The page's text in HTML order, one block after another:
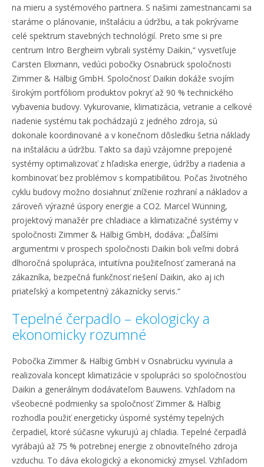
na mieru a systémového partnera. S našimi zamestnancami sa
staráme o plánovanie, inštaláciu a údržbu, a tak pokrývame
celé spektrum stavebných technológií. Preto sme si pre
centrum Intro Bergheim vybrali systémy Daikin,“ vysvetľuje
Carsten Elixmann, vedúci pobočky Osnabrück spoločnosti
Zimmer & Hälbig GmbH. Spoločnosť Daikin dokáže svojím
širokým portfóliom produktov pokryť až 90 % technického
vybavenia budovy. Vykurovanie, klimatizácia, vetranie a celkové
riadenie systému tak pochádzajú z jedného zdroja, sú
dokonale koordinované a v konečnom dôsledku šetria náklady
na inštaláciu a údržbu. Takto sa dajú vzájomne prepojené
systémy optimalizovať z hľadiska energie, údržby a riadenia a
kombinovať bez problémov s kompatibilitou. Počas životného
cyklu budovy možno dosiahnuť zníženie rozhraní a nákladov a
zároveň výrazné úspory energie a CO2. Marcel Wünning,
projektový manažér pre chladiace a klimatizačné systémy v
spoločnosti Zimmer & Hälbig GmbH, dodáva: „Ďalšími
argumentmi v prospech spoločnosti Daikin boli veľmi dobrá
dlhoročná spolupráca, intuitívna použiteľnosť zameraná na
zákazníka, bezpečná funkčnosť riešení Daikin, ako aj ich
priateľský a kompetentný zákaznícky servis.“
Tepelné čerpadlo – ekologicky a
ekonomicky rozumné
Pobočka Zimmer & Hälbig GmbH v Osnabrücku vyvinula a
realizovala koncept klimatizácie v spolupráci so spoločnosťou
Daikin a generálnym dodávateľom Bauwens. Vzhľadom na
všeobecné podmienky sa spoločnosť Zimmer & Hälbig
rozhodla použiť energeticky úsporné systémy tepelných
čerpadiel, ktoré súčasne vykurujú aj chladia. Tepelné čerpadlá
vyrábajú až 75 % potrebnej energie z obnoviteľného zdroja
vzduchu. To dáva ekologický a ekonomický zmysel. Vzhľadom